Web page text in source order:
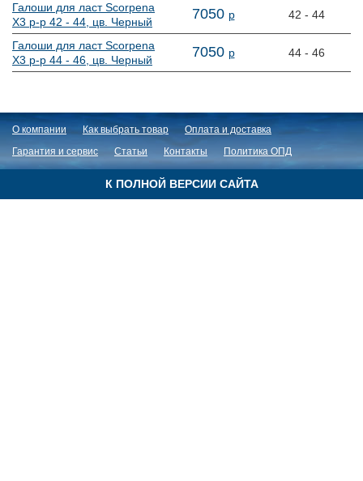
Галоши для ласт Scorpena
X3 р-р 42 - 44, цв. Черный
7050 р 42 - 44
Галоши для ласт Scorpena
X3 р-р 44 - 46, цв. Черный
7050 р 44 - 46
О компании Как выбрать товар
Оплата и доставка
Гарантия и сервис
Статьи Контакты Политика ОПД
К ПОЛНОЙ ВЕРСИИ САЙТА